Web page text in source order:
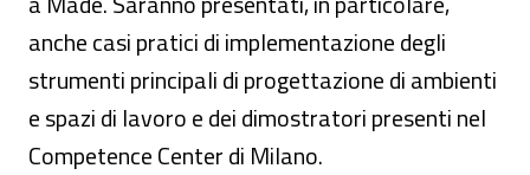
anche casi pratici di implementazione degli
strumenti principali di progettazione di ambienti
e spazi di lavoro e dei dimostratori presenti nel
Competence Center di Milano.